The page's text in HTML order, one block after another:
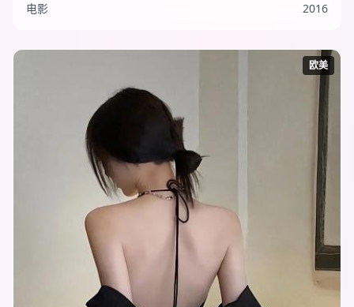
电影
2016
欧美